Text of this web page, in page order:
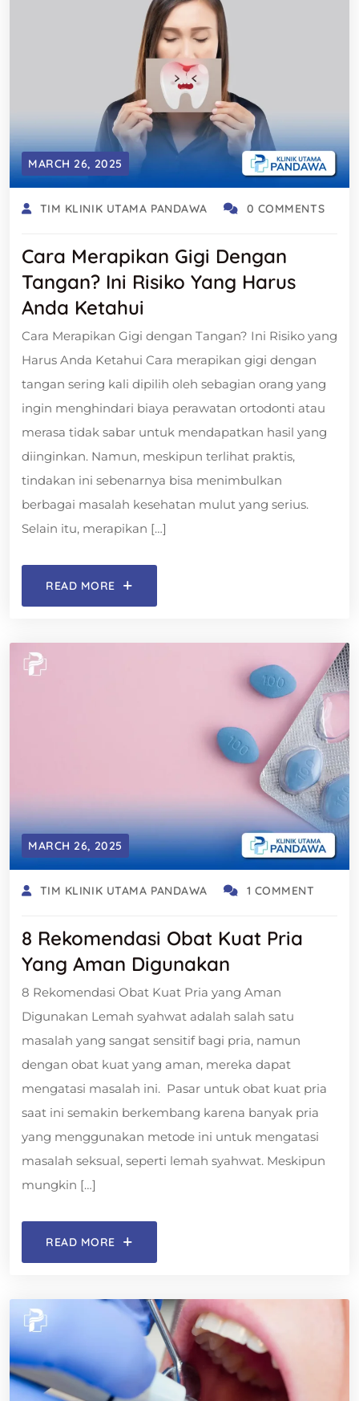
MARCH 26, 2025
TIM KLINIK UTAMA PANDAWA 0 COMMENTS
Cara Merapikan Gigi Dengan
Tangan? Ini Risiko Yang Harus
Anda Ketahui
Cara Merapikan Gigi dengan Tangan? Ini Risiko yang
Harus Anda Ketahui Cara merapikan gigi dengan
tangan sering kali dipilih oleh sebagian orang yang
ingin menghindari biaya perawatan ortodonti atau
merasa tidak sabar untuk mendapatkan hasil yang
diinginkan. Namun, meskipun terlihat praktis,
tindakan ini sebenarnya bisa menimbulkan
berbagai masalah kesehatan mulut yang serius.
Selain itu, merapikan […]
READ MORE
MARCH 26, 2025
TIM KLINIK UTAMA PANDAWA 1 COMMENT
8 Rekomendasi Obat Kuat Pria
Yang Aman Digunakan
8 Rekomendasi Obat Kuat Pria yang Aman
Digunakan Lemah syahwat adalah salah satu
masalah yang sangat sensitif bagi pria, namun
dengan obat kuat yang aman, mereka dapat
mengatasi masalah ini. Pasar untuk obat kuat pria
saat ini semakin berkembang karena banyak pria
yang menggunakan metode ini untuk mengatasi
masalah seksual, seperti lemah syahwat. Meskipun
mungkin […]
READ MORE